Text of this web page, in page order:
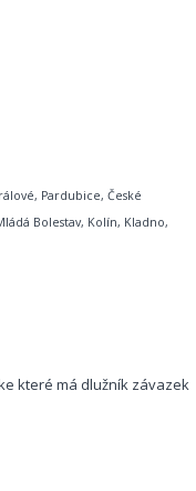
Pardubice, České
Bolestav, Kolín, Kladno,
které má dlužník závazek